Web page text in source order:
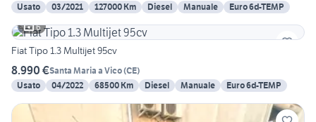
Usato
03/2021 127000 Km Diesel Manuale
Euro 6d-TEMP
6
Fiat Tipo 1.3 Multijet 95cv
8.990 €Santa Maria a Vico(CE)
Usato
04/2022 68500 Km Diesel Manuale Euro 6d-TEMP